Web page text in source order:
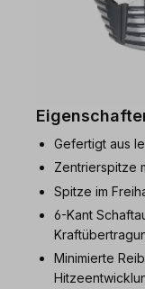
Gefertigt aus
Zentrierspitze
Spitze im
6-Kant
Minimierte